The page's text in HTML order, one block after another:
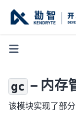
gc – 内存
该模块实现了部